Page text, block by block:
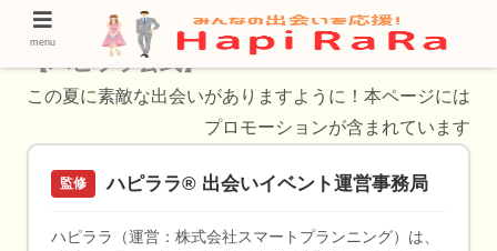
中野島の40代が使うべき婚活サービス一覧
【ハピララ公式】
この夏に素敵な出会いがありますように！本ページには
プロモーションが含まれています
監修 ハピララ® 出会いイベント運営事務局
ハピララ（運営：株式会社スマートプランニング）は、
menu